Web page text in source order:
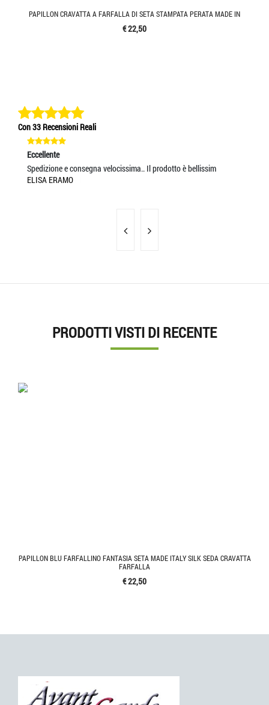
PAPILLON CRAVATTA A FARFALLA DI SETA STAMPATA PERATA MADE IN
€ 22,50
Con 33 Recensioni Reali
Eccellente
Spedizione e consegna velocissima.. Il prodotto è bellissim
ELISA ERAMO
PRODOTTI VISTI DI RECENTE
'.'
PAPILLON BLU FARFALLINO FANTASIA SETA MADE ITALY SILK SEDA CRAVATTA
FARFALLA
€ 22,50